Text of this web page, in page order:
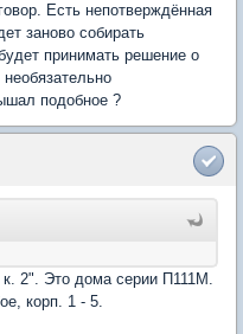
Есть непотверждённая
заново собирать
принимать решение о
подобное ?
2". Это дома серии П111М.
корп. 1 - 5.